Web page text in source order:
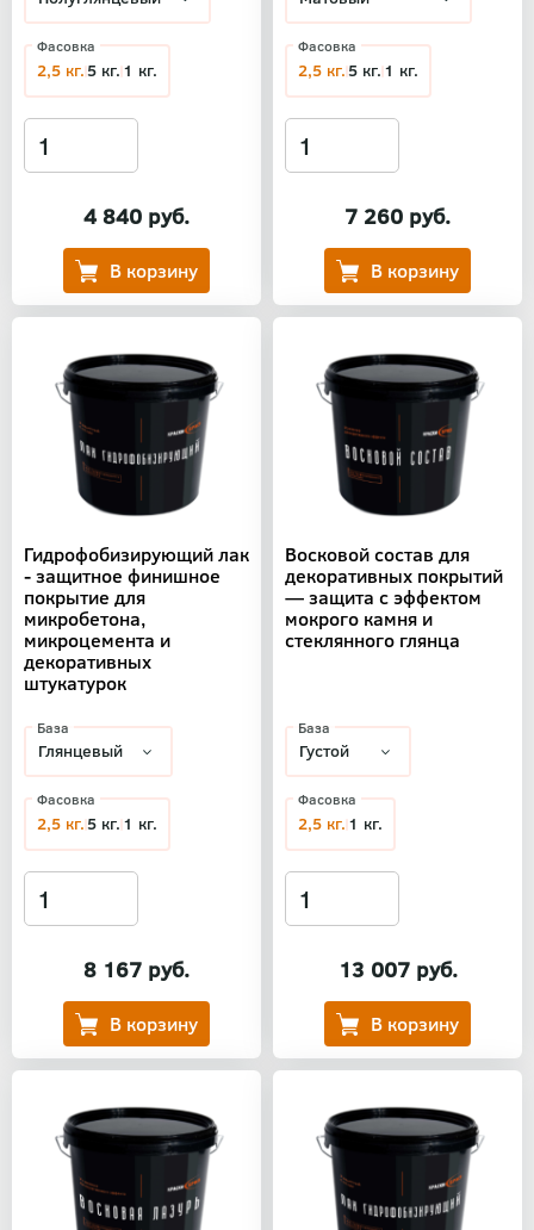
4 840 руб.
Фасовка
2,5 кг.5 кг. 1 кг.
7 260 руб.
Фасовка
2,5 кг.5 кг. 1 кг.
Гидрофобизирующий лак
- защитное финишное
покрытие для
микробетона,
микроцемента и
декоративных
штукатурок
8 167 руб.
База
Фасовка
2,5 кг.5 кг. 1 кг.
Восковой состав для
декоративных покрытий
— защита с эффектом
мокрого камня и
стеклянного глянца
13 007 руб.
База
Фасовка
2,5 кг. 1 кг.